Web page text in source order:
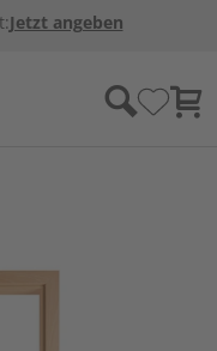
Jetzt angeben